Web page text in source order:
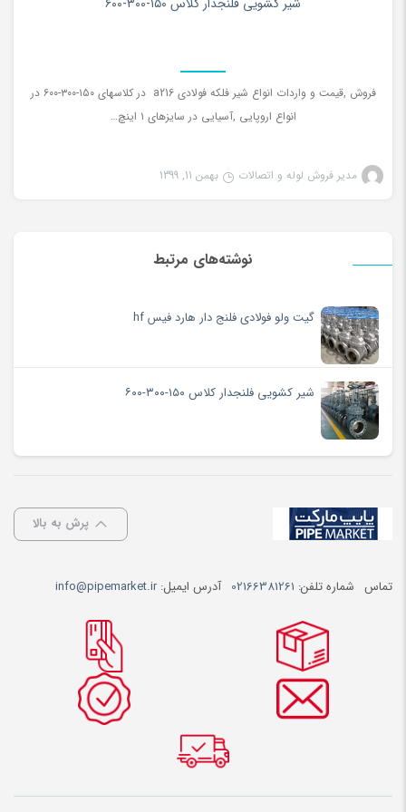
نوشته‌های مرتبط
گیت ولو فولادی فلنج دار هارد فیس hf
شیر کشویی فلنجدار کلاس ۱۵۰-۳۰۰-۶۰۰
فروش ,قیمت و واردات انواع شیر فلکه فولادی a216 در کلاسهای ۱۵۰-۳۰۰-۶۰۰ در
انواع اروپایی ,آسیایی در سایزهای ۱ اینچ…
مدیر فروش لوله و اتصالات بهمن 11, 1399
پرش به بالا
تماس شماره تلفن: 02166381261 آدرس ایمیل:info@pipemarket.ir